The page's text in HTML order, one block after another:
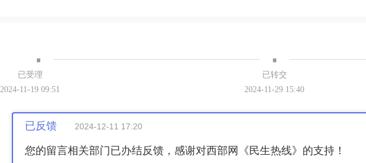
· ·
已受理
2024-11-19 09:51
已转交
2024-11-29 15:40
已反馈 2024-12-11 17:20
您的留言相关部门已办结反馈，感谢对西部网《民生热线》的支持！